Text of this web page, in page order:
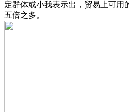
定群体或小我表示出，贸易上可用
五倍之多。